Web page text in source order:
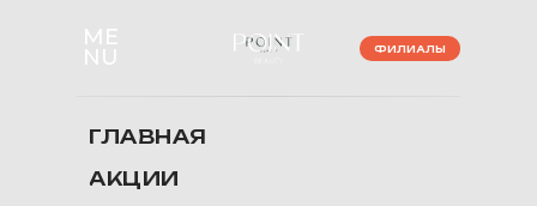
ME
NU ФИЛИАЛЫ
ГЛАВНАЯ
АКЦИИ